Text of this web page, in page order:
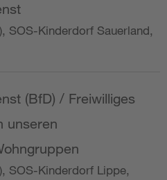
SOS-Kinderdorf Sauerland,
(BfD) / Freiwilliges
unseren
SOS-Kinderdorf Lippe,